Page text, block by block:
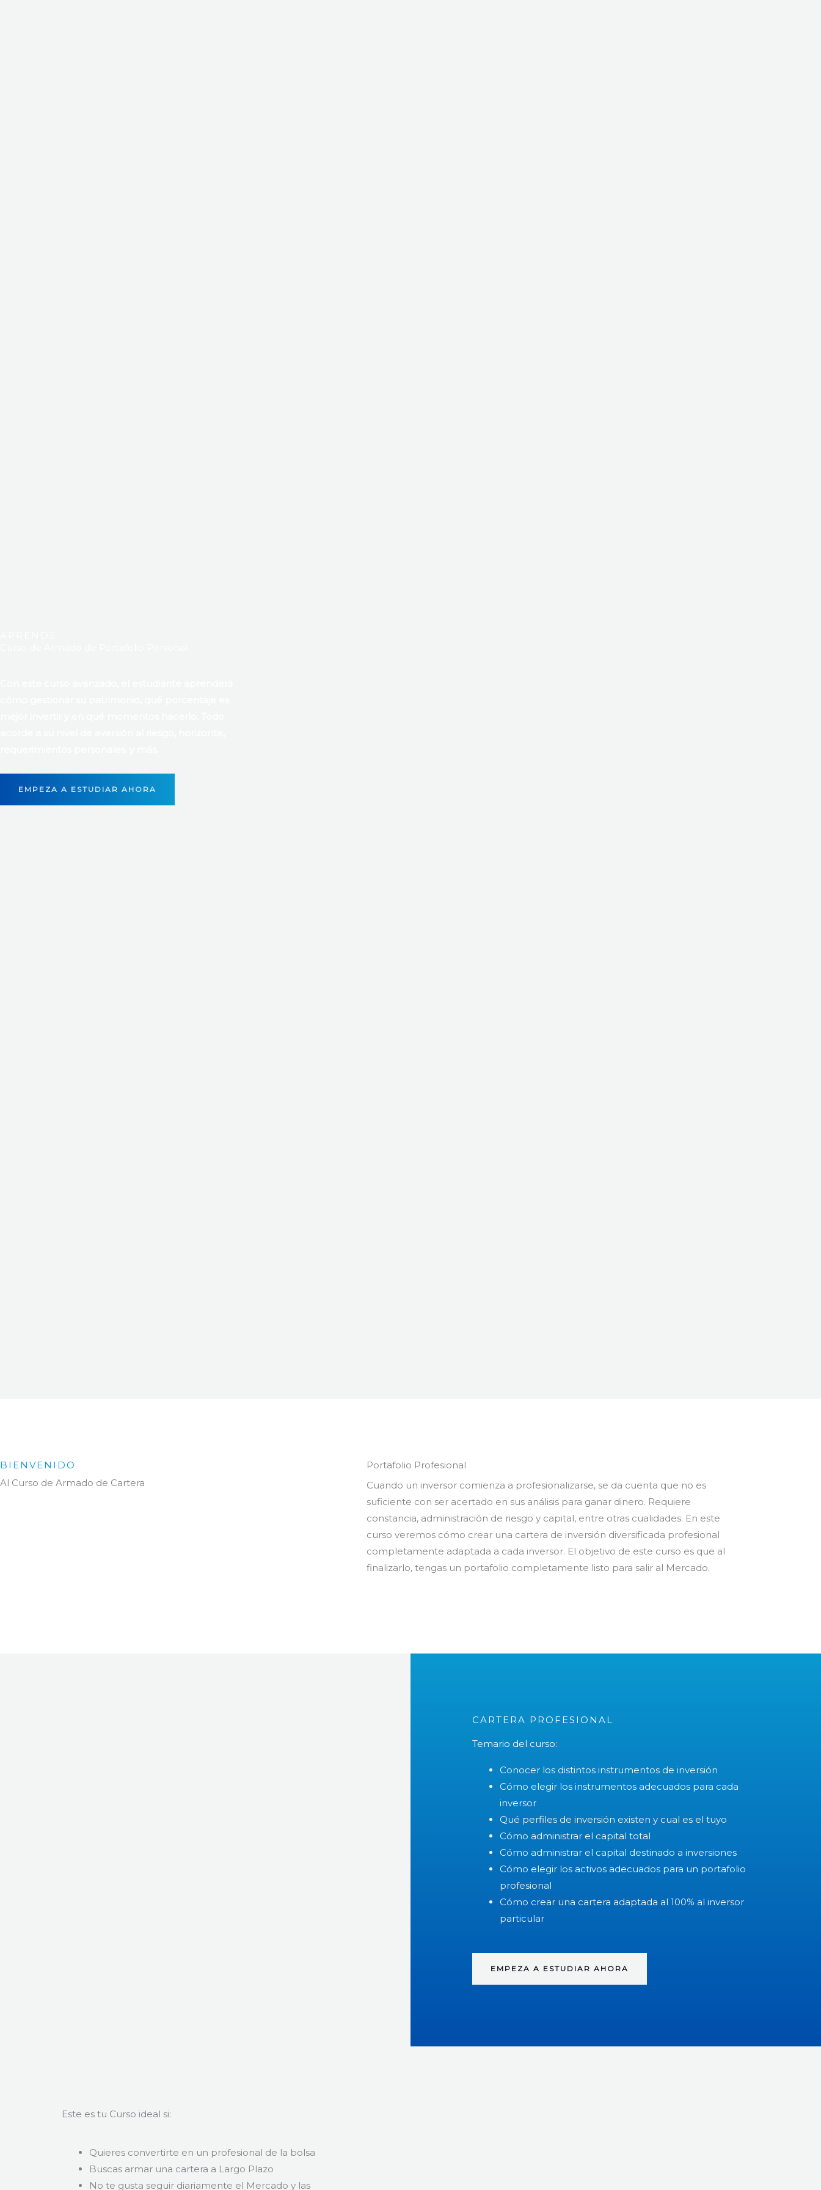
EMPEZA A ESTUDIAR AHORA
BIENVENIDO
Al Curso de Armado de Cartera
Portafolio Profesional
Cuando un inversor comienza a profesionalizarse, se da cuenta que no es
suficiente con ser acertado en sus análisis para ganar dinero. Requiere
constancia, administración de riesgo y capital, entre otras cualidades. En este
curso veremos cómo crear una cartera de inversión diversificada profesional
completamente adaptada a cada inversor. El objetivo de este curso es que al
finalizarlo, tengas un portafolio completamente listo para salir al Mercado.
CARTERA PROFESIONAL
Temario del curso:
Conocer los distintos instrumentos de inversión
Cómo elegir los instrumentos adecuados para cada
inversor
Qué perfiles de inversión existen y cual es el tuyo
Cómo administrar el capital total
Cómo administrar el capital destinado a inversiones
Cómo elegir los activos adecuados para un portafolio
profesional
Cómo crear una cartera adaptada al 100% al inversor
particular
EMPEZA A ESTUDIAR AHORA
Este es tu Curso ideal si:
Quieres convertirte en un profesional de la bolsa
Buscas armar una cartera a Largo Plazo
No te gusta seguir diariamente el Mercado y las